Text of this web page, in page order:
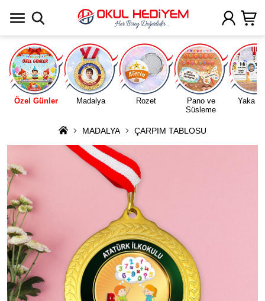
Özel Günler Madalya Rozet
Pano ve
Süsleme
Yaka
MADALYA ÇARPIM TABLOSU
Uygulamada Aç